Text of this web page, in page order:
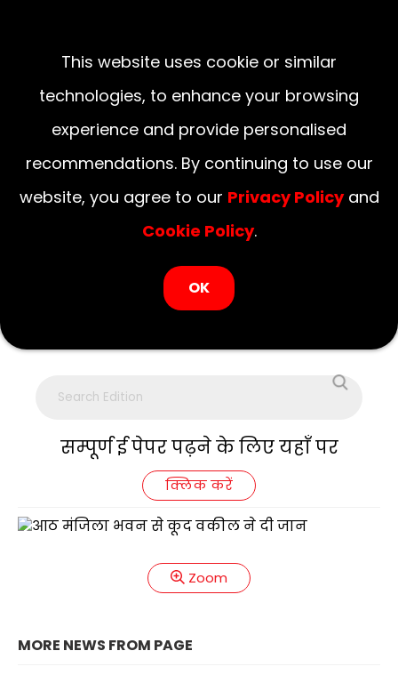
National Delhi UP Haryana Uttarakhand
सम्पूर्ण ई पेपर पढ़ने के लिए यहाँ पर
क्लिक करें
Zoom
MORE NEWS FROM PAGE
This website uses cookie or similar
technologies, to enhance your browsing
experience and provide personalised
recommendations. By continuing to use our
website, you agree to our Privacy Policyand
Cookie Policy.
OK